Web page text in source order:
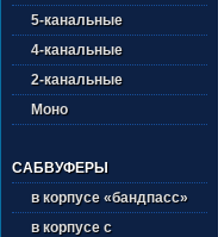
5-канальные
4-канальные
2-канальные
Моно
САБВУФЕРЫ
в корпусе «бандпасс»
в корпусе с